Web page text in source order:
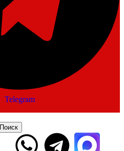
Telegram
Поиск